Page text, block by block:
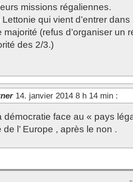
missions régaliennes.
qui vient d’entrer
majorité (refus d’organiser un
des 2/3.)
14. janvier 2014 8 h 14 min :
démocratie face au « pays
l’ Europe , après le non .